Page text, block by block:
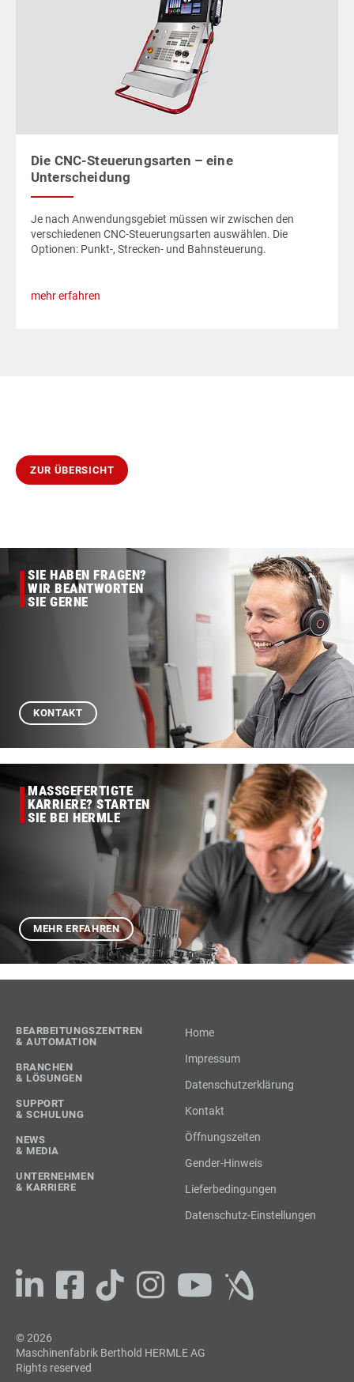
Die CNC-Steuerungsarten – eine
Unterscheidung
Je nach Anwendungsgebiet müssen wir zwischen den
verschiedenen CNC-Steuerungsarten auswählen. Die
Optionen: Punkt-, Strecken- und Bahnsteuerung.
mehr erfahren
ZUR ÜBERSICHT
SIE HABEN FRAGEN?
WIR BEANTWORTEN
SIE GERNE
KONTAKT
MASSGEFERTIGTE
KARRIERE? STARTEN
SIE BEI HERMLE
MEHR ERFAHREN
BEARBEITUNGSZENTREN
& AUTOMATION
BRANCHEN
& LÖSUNGEN
SUPPORT
& SCHULUNG
NEWS
& MEDIA
UNTERNEHMEN
& KARRIERE
Home
Impressum
Datenschutzerklärung
Kontakt
Öffnungszeiten
Gender-Hinweis
Lieferbedingungen
Datenschutz-Einstellungen
© 2026
Maschinenfabrik Berthold HERMLE AG
Rights reserved